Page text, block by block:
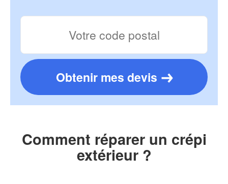
Obtenir mes devis
Comment réparer un crépi
extérieur ?